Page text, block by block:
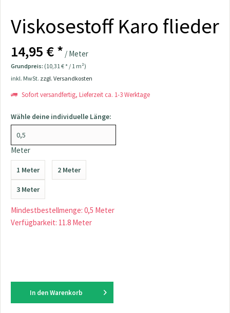
Viskosestoff Karo flieder
14,95 € * / Meter
Grundpreis: (10,31 € * / 1 m²)
inkl. MwSt. zzgl. Versandkosten
Sofort versandfertig, Lieferzeit ca. 1-3 Werktage
Wähle deine individuelle Länge:
Meter
1 Meter 2 Meter
3 Meter
Mindestbestellmenge: 0,5 Meter
Verfügbarkeit: 11.8 Meter
In den Warenkorb